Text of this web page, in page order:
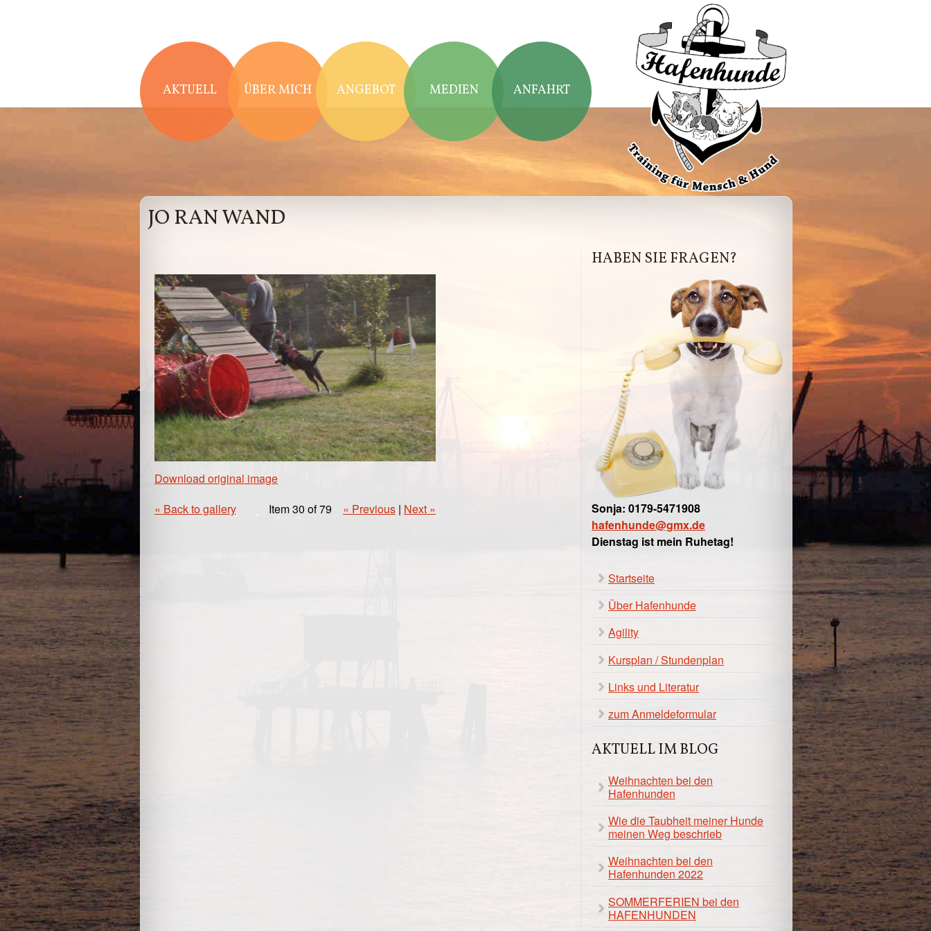
AKTUELL ÜBER MICH ANGEBOT MEDIEN ANFAHRT
Hafenhunde
JO RAN WAND
Download original image
« Back to gallery
Item 30 of 79 « Previous | Next »
HABEN SIE FRAGEN?
Sonja: 0179-5471908
hafenhunde@gmx.de
Dienstag ist mein Ruhetag!
Startseite
Über Hafenhunde
Agility
Kursplan / Stundenplan
Links und Literatur
zum Anmeldeformular
AKTUELL IM BLOG
Weihnachten bei den
Hafenhunden
Wie die Taubheit meiner Hunde
meinen Weg beschrieb
Weihnachten bei den
Hafenhunden 2022
SOMMERFERIEN bei den
HAFENHUNDEN